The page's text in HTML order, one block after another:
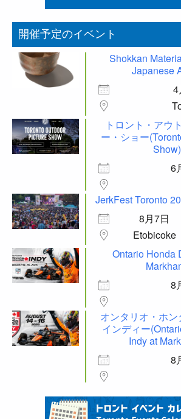
開催予定のイベント
Shokkan
Japanese
4
トロント・アウ
ー・ショー
6
JerkFest Toronto
8月7日
Etobicoke
Ontario Honda
8
オンタリオ・ホン
インディー
Indy at
8